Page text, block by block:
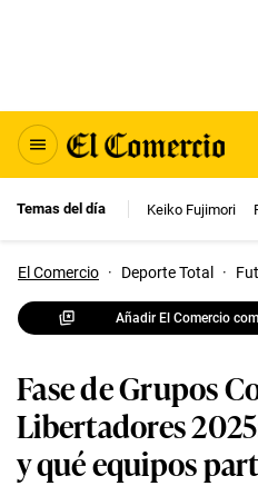
Temas del día Keiko Fujimori
El Comercio · Deporte Total ·
Añadir El Comercio
Fase de Grupos
Libertadores
y qué equipos